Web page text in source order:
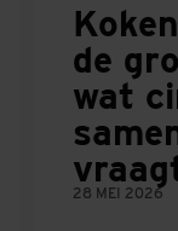
de
wat
28 MEI 2026